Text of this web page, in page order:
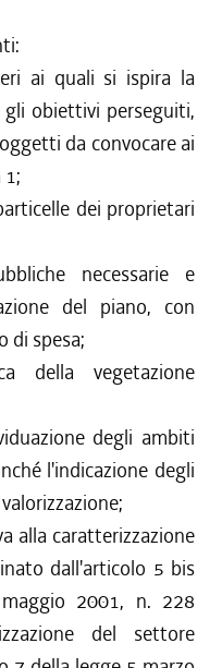
ai quali si ispira la
gli obiettivi perseguiti,
da convocare ai
dei proprietari
necessarie e
del piano, con
di spesa;
della vegetazione
degli ambiti
l'indicazione degli
alla caratterizzazione
dall'articolo 5 bis
2001, n. 228
del settore